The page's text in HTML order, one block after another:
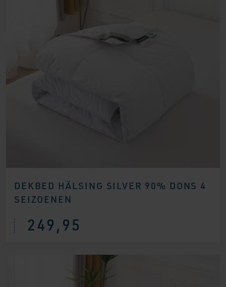
DEKBED HÄLSING SILVER 90% DONS 4
SEIZOENEN
249,95